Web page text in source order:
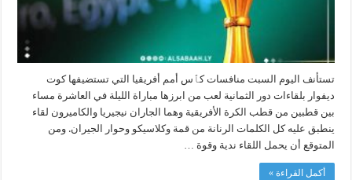
تستأنف اليوم السبت منافسات كٱس أمم أفريقيا التي تستضيفها كوت
ديفوار بلقاءات دور الثمانية لعب من ابرزها مباراة الليلة في العاشرة مساء
بين قطبين من قطب الكرة الأفريقية وهما الجاران نيجيريا والكاميرون لقاء
ينطبق عليه كل الكلمات الرنانة من قمة وكلاسيكو وحوار الجيران. ومن
المتوقع أن يحمل اللقاء ندية وقوة …
أكمل القراءة »